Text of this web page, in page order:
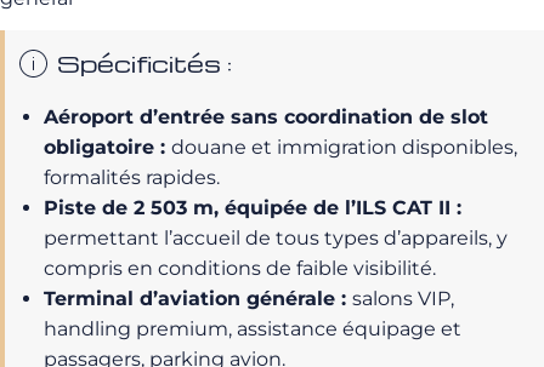
Spécificités :
Aéroport d’entrée sans coordination de slot
obligatoire : douane et immigration disponibles,
formalités rapides.
Piste de 2 503 m, équipée de l’ILS CAT II :
permettant l’accueil de tous types d’appareils, y
compris en conditions de faible visibilité.
Terminal d’aviation générale : salons VIP,
handling premium, assistance équipage et
passagers, parking avion.